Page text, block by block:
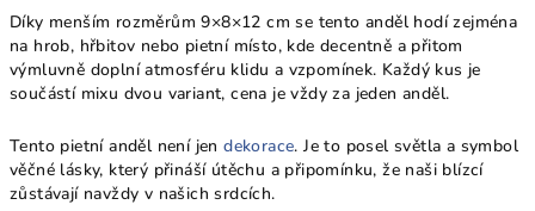
Díky menším rozměrům 9×8×12 cm se tento anděl hodí zejména
na hrob, hřbitov nebo pietní místo, kde decentně a přitom
výmluvně doplní atmosféru klidu a vzpomínek. Každý kus je
součástí mixu dvou variant, cena je vždy za jeden anděl.
Tento pietní anděl není jendekorace. Je to posel světla a symbol
věčné lásky, který přináší útěchu a připomínku, že naši blízcí
zůstávají navždy v našich srdcích.